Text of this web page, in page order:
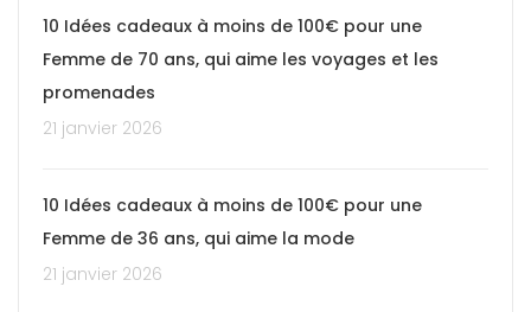
10 Idées cadeaux à moins de 100€ pour une
Femme de 70 ans, qui aime les voyages et les
promenades
21 janvier 2026
10 Idées cadeaux à moins de 100€ pour une
Femme de 36 ans, qui aime la mode
21 janvier 2026